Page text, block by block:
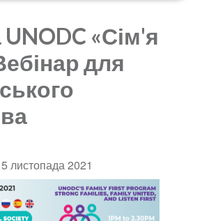
«Сім'я
для
листопада 2021